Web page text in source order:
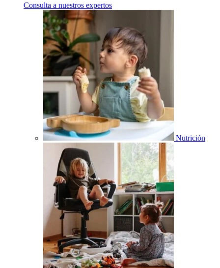
Consulta a nuestros expertos
Nutrición